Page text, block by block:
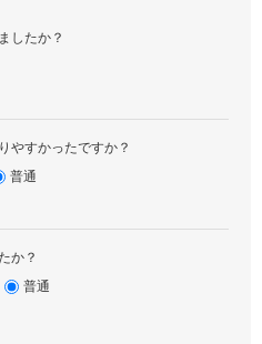
したか？
やすかったですか？
普通
か？
普通